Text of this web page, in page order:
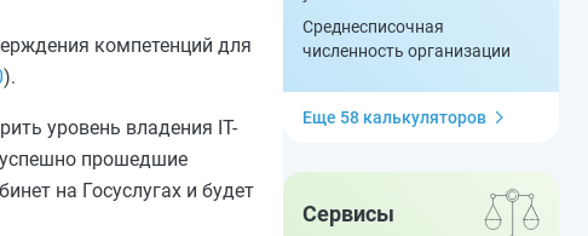
компетенций для
).
уровень владения IT-
прошедшие
на Госуслугах и будет
Среднесписочная
численность организации
Еще 58 калькуляторов
Сервисы